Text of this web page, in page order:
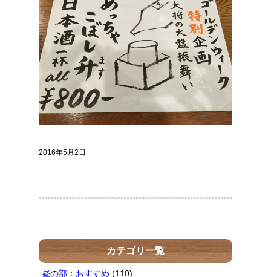
2016年5月2日
カテゴリ一覧
昼の部：おすすめ (110)